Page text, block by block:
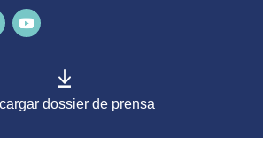
dossier de prensa